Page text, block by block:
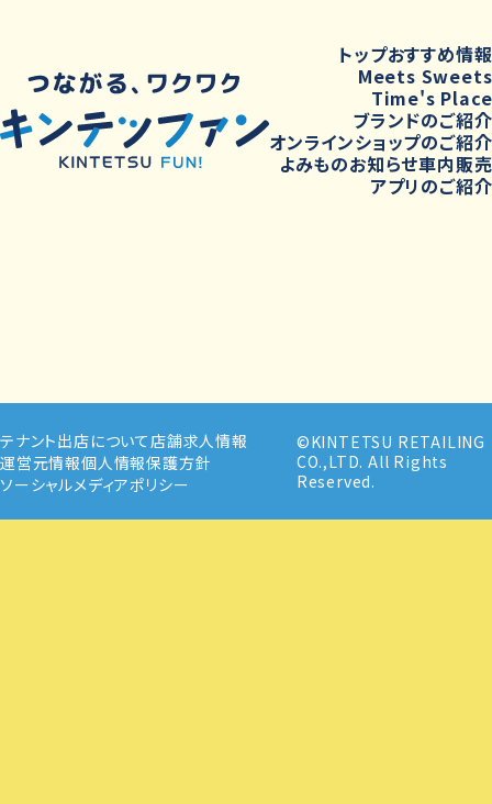
トップおすすめ情報
Meets Sweets
Time's Place
ブランドのご紹介
オンラインショップのご紹介
よみものお知らせ車内販売
アプリのご紹介
テナント出店について店舗求人情報
運営元情報個人情報保護方針
ソーシャルメディアポリシー
©KINTETSU RETAILING
CO.,LTD. All Rights
Reserved.